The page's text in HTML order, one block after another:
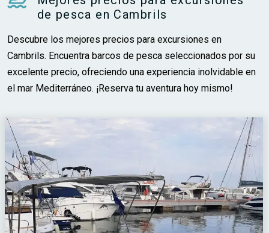
de pesca en Cambrils
Descubre los mejores precios para excursiones en
Cambrils. Encuentra barcos de pesca seleccionados por su
excelente precio, ofreciendo una experiencia inolvidable en
el mar Mediterráneo. ¡Reserva tu aventura hoy mismo!